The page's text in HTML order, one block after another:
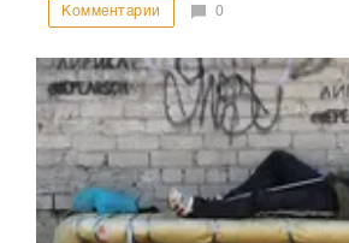
Комментарии 0